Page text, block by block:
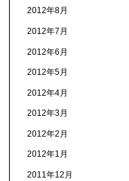
2012年8月
2012年7月
2012年6月
2012年5月
2012年4月
2012年3月
2012年2月
2012年1月
2011年12月